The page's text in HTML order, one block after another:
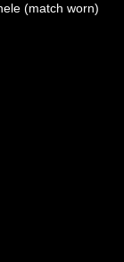
(match worn)